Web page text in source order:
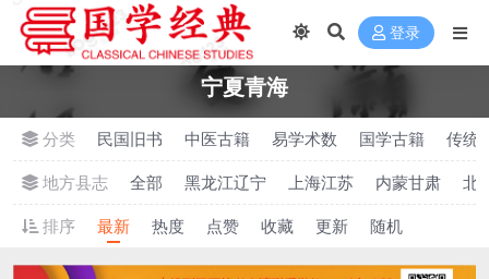
登录
宁夏青海
分类 民国旧书 中医古籍 易学术数 国学古籍
传统
地方县志
全部 黑龙江辽宁 上海江苏 内蒙甘肃
北
排序
最新 热度 点赞 收藏 更新 随机